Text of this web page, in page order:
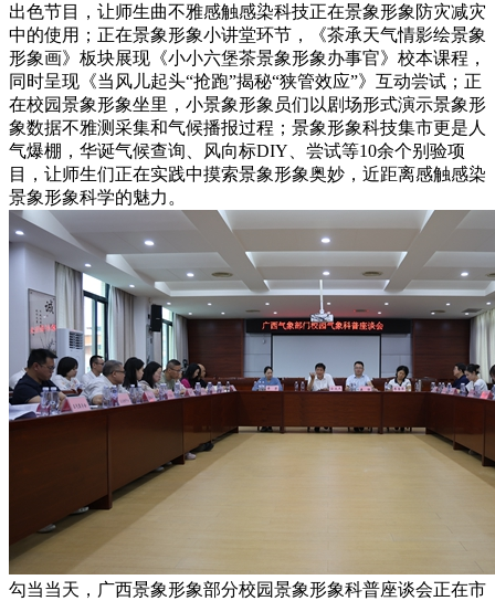
出色节目，让师生曲不雅感触感染科技正在景象形象防灾减灾
中的使用；正在景象形象小讲堂环节，《茶承天气情影绘景象
形象画》板块展现《小小六堡茶景象形象办事官》校本课程，
同时呈现《当风儿起头“抢跑”揭秘“狭管效应”》互动尝试；正
在校园景象形象坐里，小景象形象员们以剧场形式演示景象形
象数据不雅测采集和气候播报过程；景象形象科技集市更是人
气爆棚，华诞气候查询、风向标DIY、尝试等10余个别验项
目，让师生们正在实践中摸索景象形象奥妙，近距离感触感染
景象形象科学的魅力。
勾当当天，广西景象形象部分校园景象形象科普座谈会正在市